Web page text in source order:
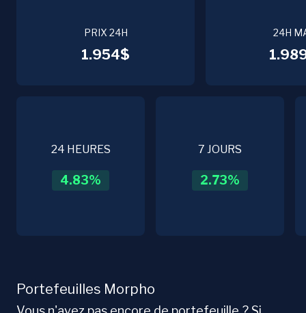
PRIX 24H
1.954$
24H
24 HEURES
4.83%
7 JOURS
2.73%
Portefeuilles Morpho